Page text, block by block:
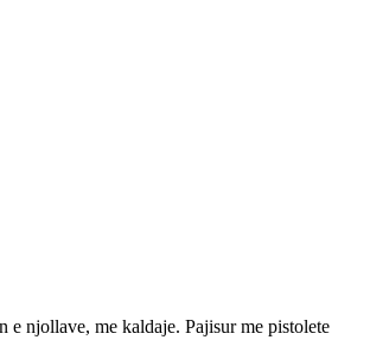
e njollave, me kaldaje. Pajisur me pistolete